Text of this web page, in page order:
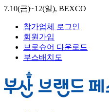
7.10(금)~12(일), BEXCO
참가업체 로그인
회원가입
브로슈어 다운로드
부스배치도